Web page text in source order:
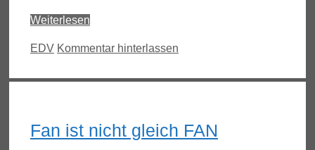
Weiterlesen
Kategorien
EDV Kommentar hinterlassen
Fan ist nicht gleich FAN